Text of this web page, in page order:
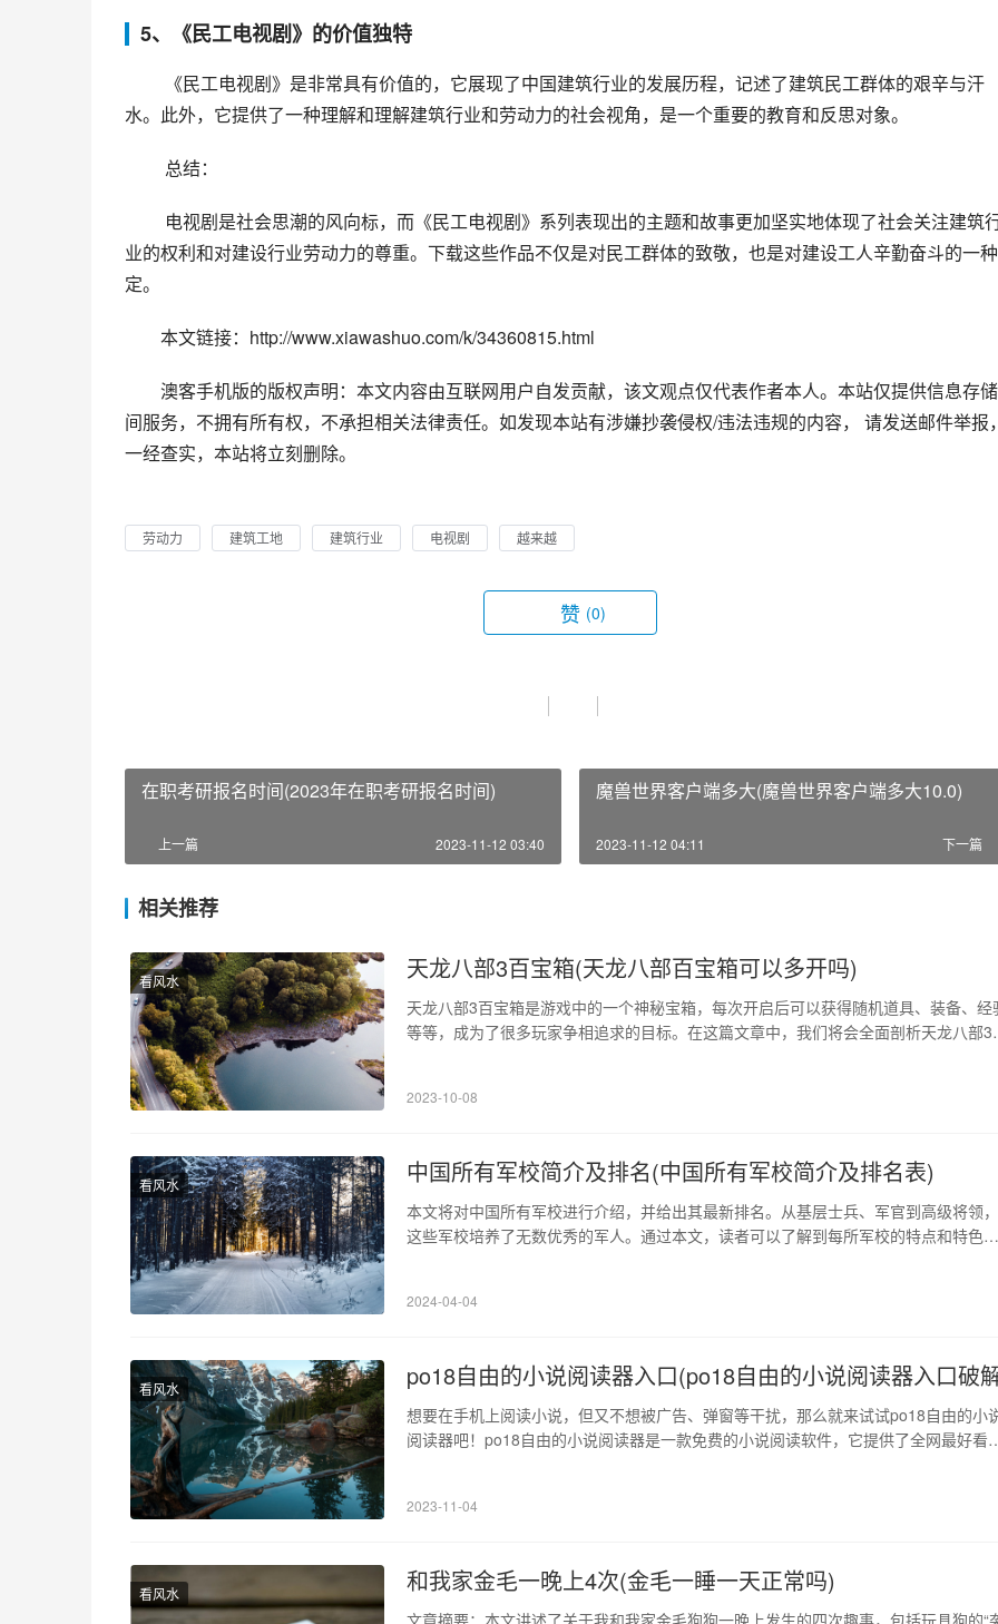
5、《民工电视剧》的价值独特
水。此外，它提供了一种理解和理解建筑行业和劳动力的社会视角，是一个重要的教育和反思对象。
总结：
业的权利和对建设行业劳动力的尊重。下载这些作品不仅是对民工群体的致敬，也是对建设工人辛勤奋斗的一
定。
本文链接：http://www.xiawashuo.com/k/34360815.html
澳客手机版的版权声明：本文内容由互联网用户自发贡献，该文观点仅代表作者本人。本站仅提供信息存
间服务，不拥有所有权，不承担相关法律责任。如发现本站有涉嫌抄袭侵权/违法违规的内容， 请发送邮件举报
一经查实，本站将立刻删除。
劳动力 建筑工地 建筑行业 电视剧 越来越
赞 (0)
在职考研报名时间(2023年在职考研报名时间)
上一篇 2023-11-12 03:40
魔兽世界客户端多大(魔兽世界客户端多大10.0)
下一篇
2023-11-12 04:11
相关推荐
看风水 天龙八部3百宝箱(天龙八部百宝箱可以多开吗)
天龙八部3百宝箱是游戏中的一个神秘宝箱，每次开启后可以获得随机道具、装备、经
等等，成为了很多玩家争相追求的目标。在这篇文章中，我们将会全面剖析天龙八部3
础的经验和铜钱奖励，黄金宝箱则会获得高级装备、…
2023-10-08
看风水 中国所有军校简介及排名(中国所有军校简介及排名表)
本文将对中国所有军校进行介绍，并给出其最新排名。从基层士兵、军官到高级将领，
这些军校培养了无数优秀的军人。通过本文，读者可以了解到每所军校的特点和特色，
是培养高级指挥军官，研究军事科学理论。在全球大学排名…
2024-04-04
看风水 po18自由的小说阅读器入口(po18自由的小说阅读器入口破
想要在手机上阅读小说，但又不想被广告、弹窗等干扰，那么就来试试po18自由的小
阅读器吧！po18自由的小说阅读器是一款免费的小说阅读软件，它提供了全网最好看
看的小说资源的同时，还可以离线下载，方…
2023-11-04
看风水 和我家金毛一晚上4次(金毛一睡一天正常吗)
文章摘要：本文讲述了关于我和我家金毛狗狗一晚上发生的四次趣事，包括玩具狗的“